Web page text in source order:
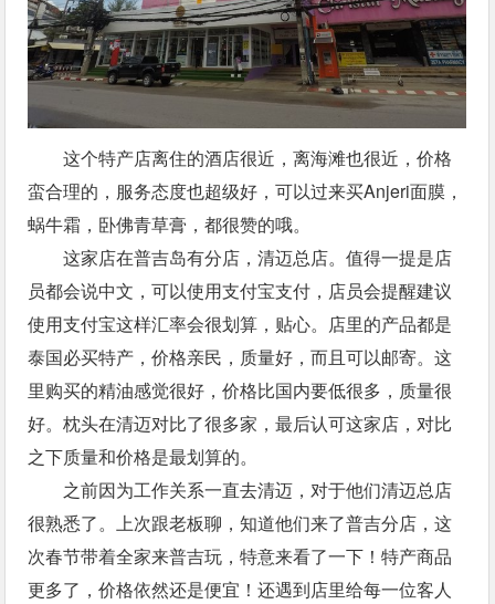
这个特产店离住的酒店很近，离海滩也很近，价格
蛮合理的，服务态度也超级好，可以过来买Anjeri面膜，
蜗牛霜，卧佛青草膏，都很赞的哦。
这家店在普吉岛有分店，清迈总店。值得一提是店
员都会说中文，可以使用支付宝支付，店员会提醒建议
使用支付宝这样汇率会很划算，贴心。店里的产品都是
泰国必买特产，价格亲民，质量好，而且可以邮寄。这
里购买的精油感觉很好，价格比国内要低很多，质量很
好。枕头在清迈对比了很多家，最后认可这家店，对比
之下质量和价格是最划算的。
之前因为工作关系一直去清迈，对于他们清迈总店
很熟悉了。上次跟老板聊，知道他们来了普吉分店，这
次春节带着全家来普吉玩，特意来看了一下！特产商品
更多了，价格依然还是便宜！还遇到店里给每一位客人